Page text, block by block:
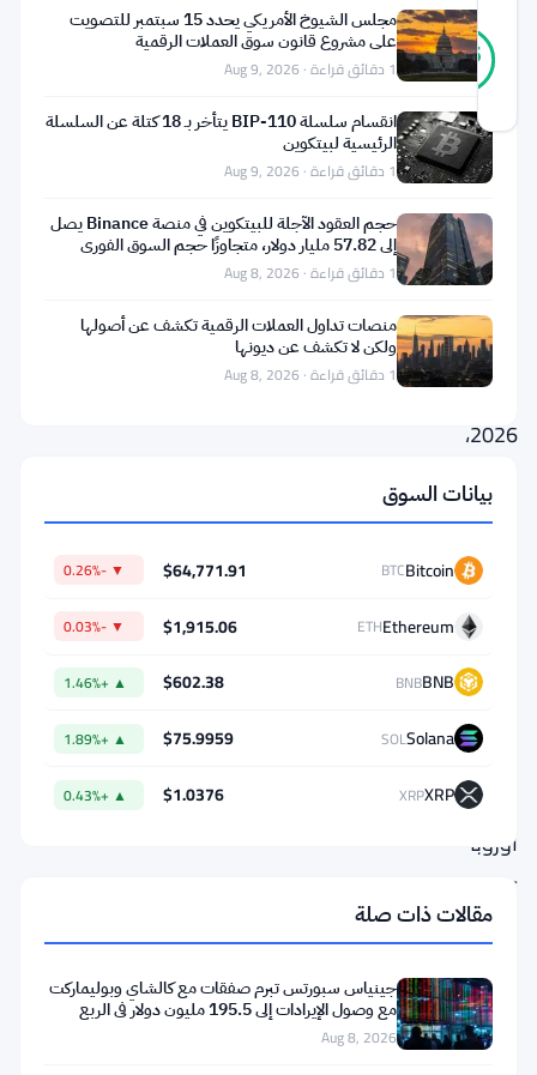
95
%
حقيقي
موثّق
21
أصوات
العد
التنازلي
بدأ.
اعتبارًا
من
يونيو
2026،
فقط
شركة
عملات
رقمية
على
موافقة
أوروبا
—
حوالي
من
الكيانات
مجلس الشيوخ الأمريكي يحدد 15 سبتمبر للتصويت
على مشروع قانون سوق العملات الرقمية
1 دقائق قراءة · Aug 9, 2026
انقسام سلسلة BIP-110 يتأخر بـ 18 كتلة عن السلسلة
الرئيسية لبيتكوين
1 دقائق قراءة · Aug 9, 2026
حجم العقود الآجلة للبيتكوين في منصة Binance يصل
إلى 57.82 مليار دولار، متجاوزًا حجم السوق الفوري
بثمانية أضعاف1 دقائق قراءة · Aug 8, 2026
منصات تداول العملات الرقمية تكشف عن أصولها
ولكن لا تكشف عن ديونها
1 دقائق قراءة · Aug 8, 2026
بيانات السوق
Bitcoin
BTC
$64,771.91
▼ -0.26%
Ethereum
ETH
$1,915.06
▼ -0.03%
BNB
BNB
$602.38
▲ +1.46%
Solana
SOL
$75.9959
▲ +1.89%
XRP
XRP
$1.0376
▲ +0.43%
مقالات ذات صلة
جينياس سبورتس تبرم صفقات مع كالشاي وبوليماركت
مع وصول الإيرادات إلى 195.5 مليون دولار في الربع
الثاني
Aug 8, 2026